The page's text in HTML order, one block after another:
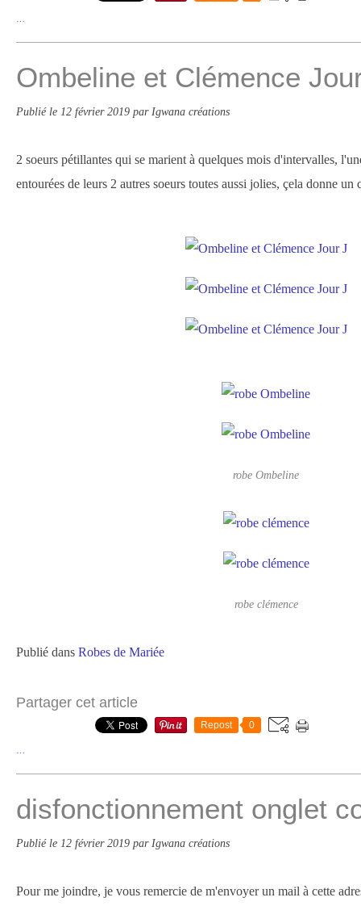
Ombeline et Clémence
Publié le 12 février 2019 par Igwana créations
2 soeurs pétillantes qui se marient à quelques mois d'intervalles,
entourées de leurs 2 autres soeurs toutes aussi jolies, çela donne un
robe Ombeline
robe clémence
Publié dans Robes de Mariée
Partager cet article
Repost 0
disfonctionnement onglet
Publié le 12 février 2019 par Igwana créations
Pour me joindre, je vous remercie de m'envoyer un mail à cette